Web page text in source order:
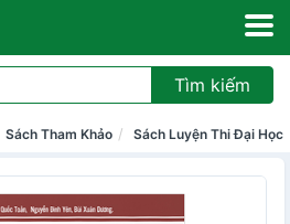
Tìm kiếm
Sách Tham Khảo Sách Luyện Thi Đại Học